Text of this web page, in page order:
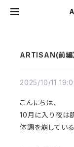
ARTISAN(前編
2025/10/11
こんにちは、
10月に入り夜は
体調を崩してい